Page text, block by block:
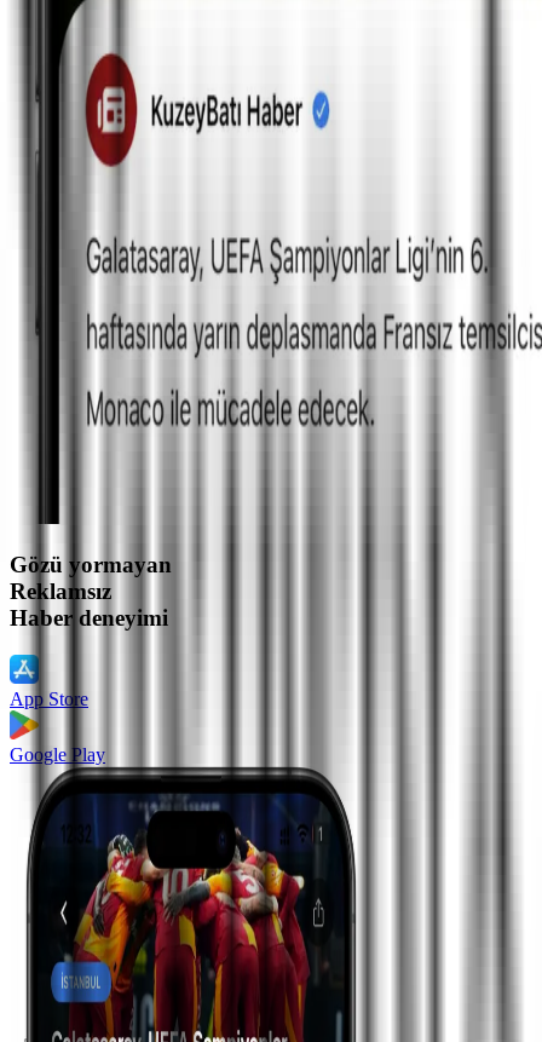
Gözü yormayan
Reklamsız
Haber deneyimi
App Store
Google Play